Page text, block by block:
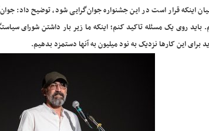
اینکه قرار است در این جشنواره جوان‌گرایی شود، توضیح داد:
روی یک مسئله تاکید کنم؛ اینکه ما زیر بار داشتن شورای
این کارها نزدیک به نود میلیون به آنها دستمزد بدهیم.